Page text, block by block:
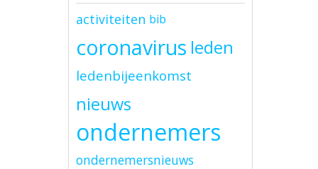
activiteiten bib
coronavirus leden
ledenbijeenkomst
nieuws
ondernemers
ondernemersnieuws